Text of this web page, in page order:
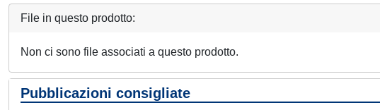
File in questo prodotto:
Non ci sono file associati a questo prodotto.
Pubblicazioni consigliate